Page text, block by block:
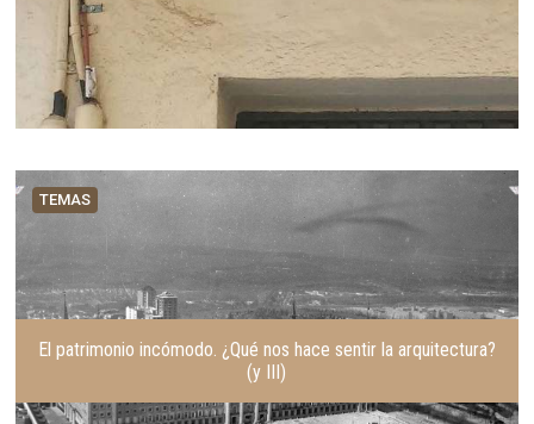
TEMAS
El patrimonio incómodo. ¿Qué nos hace sentir la arquitectura?
(y III)